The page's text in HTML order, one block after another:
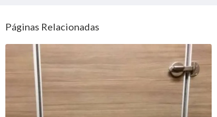
Páginas Relacionadas